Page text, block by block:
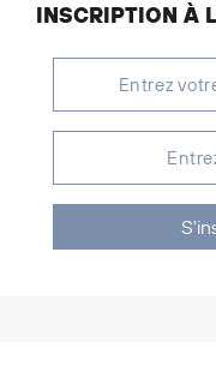
INSCRIPTION À